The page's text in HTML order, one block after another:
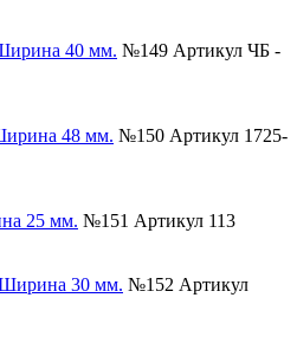
№149 Артикул ЧБ -
№150 Артикул 1725-
№151 Артикул 113
№152 Артикул